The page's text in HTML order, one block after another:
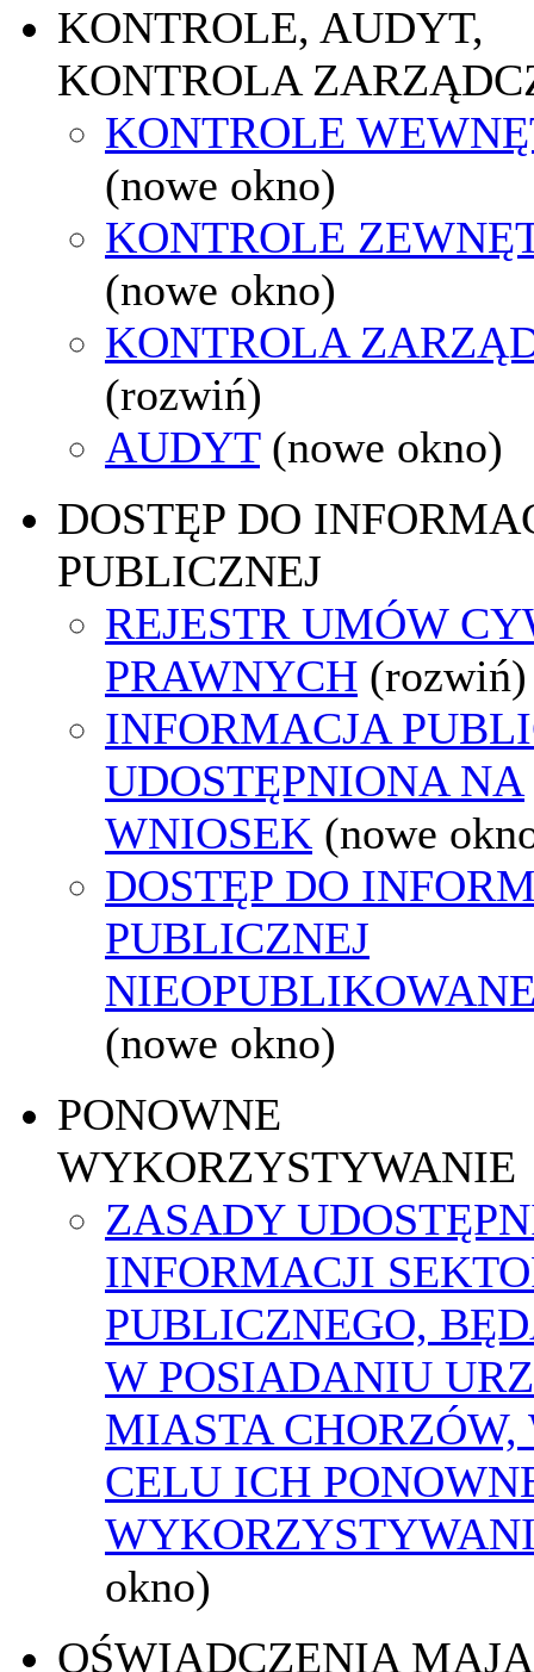
KONTROLE, AUDYT,
KONTROLA
KONTROLE
(nowe okno)
KONTROLE
(nowe okno)
KONTROLA
(rozwiń)
AUDYT (nowe okno)
DOSTĘP DO
PUBLICZNEJ
REJESTR UMÓW
PRAWNYCH (rozwiń)
INFORMACJA
UDOSTĘPNIONA NA
WNIOSEK (nowe
DOSTĘP DO
PUBLICZNEJ
(nowe okno)
PONOWNE
WYKORZYSTYWANIE
ZASADY
INFORMACJI
PUBLICZNEGO,
W POSIADANIU
MIASTA CHORZÓW,
CELU ICH
okno)
OŚWIADCZENIA